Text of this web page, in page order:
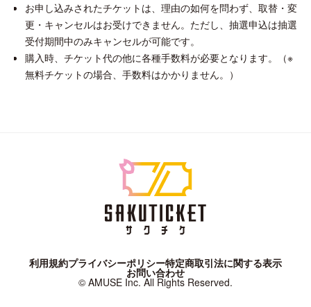
お申し込みされたチケットは、理由の如何を問わず、取替・変
更・キャンセルはお受けできません。ただし、抽選申込は抽選
受付期間中のみキャンセルが可能です。
購入時、チケット代の他に各種手数料が必要となります。（※
無料チケットの場合、手数料はかかりません。）
利用規約プライバシーポリシー特定商取引法に関する表示
お問い合わせ
© AMUSE Inc. All Rights Reserved.